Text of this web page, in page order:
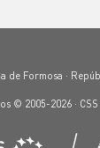
de Formosa ·
© 2005-2026 · CSS